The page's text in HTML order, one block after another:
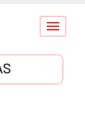
Conmutar